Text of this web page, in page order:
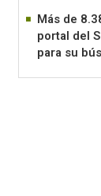
Más de
portal del
para su